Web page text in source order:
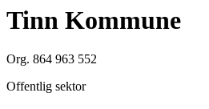
Tinn Kommune
Org. 864 963 552
Offentlig sektor